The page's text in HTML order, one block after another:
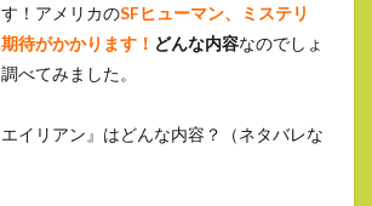
！アメリカのSFヒューマン、ミステリ
待がかかります！ どんな内容なのでしょ
べてみました。
イリアン』はどんな内容？（ネタバレな